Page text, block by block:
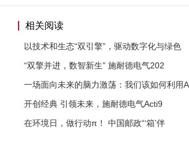
相关阅读
以技术和生态“双引擎”，驱动数字化与绿色
“双擎并进，数智新生” 施耐德电气202
一场面向未来的脑力激荡：我们该如何利用A
开创经典 引领未来，施耐德电气Acti9
在环境日，做行动π！ 中国邮政“‘箱’伴